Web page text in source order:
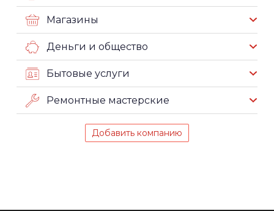
Магазины
Деньги и общество
Бытовые услуги
Ремонтные мастерские
Добавить компанию